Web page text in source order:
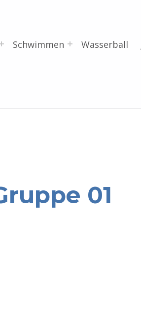
Schwimmen Wasserball
01